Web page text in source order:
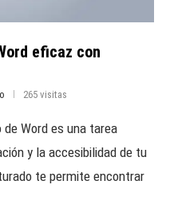
eficaz con
265 visitas
Word es una tarea
y la accesibilidad de tu
te permite encontrar